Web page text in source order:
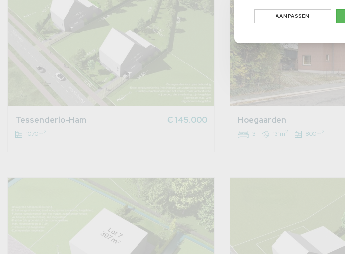
Tessenderlo-Ham € 145.000
1070m2
Hoegaarden
3 131m2 800m2
AANPASSEN